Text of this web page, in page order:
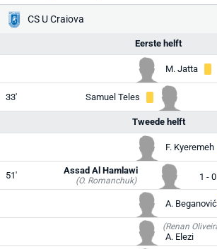
CS U Craiova
Eerste helft
M. Jatta
33' Samuel Teles
Tweede helft
F. Kyeremeh
51' (O. Romanchuk)
Assad Al Hamlawi
1 - 0
A. Beganović
(Renan
A. Elezi